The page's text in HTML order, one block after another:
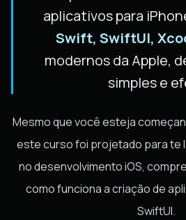
aplicativos para
Swift, SwiftUI,
modernos da Apple,
simples e
Mesmo que você esteja
este curso foi projetado para te
no desenvolvimento iOS,
como funciona a criação de
SwiftUI.